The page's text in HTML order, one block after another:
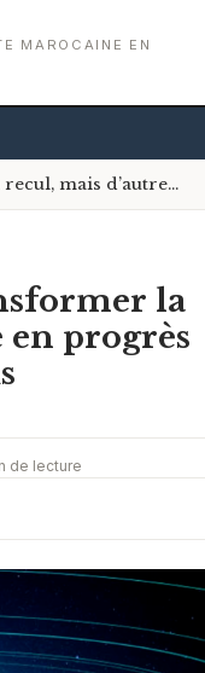
MAROCAINE EN
Dakar : Le paludisme en recul, mais d’autres infections font leur retour pendant l’hivernage
la
en progrès
de lecture